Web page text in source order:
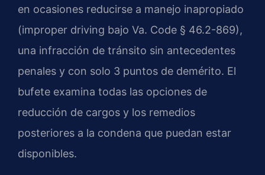
en ocasiones reducirse a manejo inapropiado
(improper driving bajo Va. Code § 46.2-869),
una infracción de tránsito sin antecedentes
penales y con solo 3 puntos de demérito. El
bufete examina todas las opciones de
reducción de cargos y los remedios
posteriores a la condena que puedan estar
disponibles.